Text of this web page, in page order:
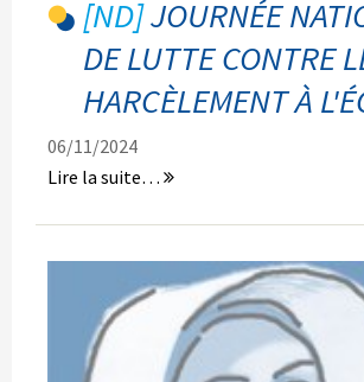
JOURNÉE
DE LUTTE CONTRE
HARCÈLEMENT À
06/11/2024
Journée
de
harcèlement
l'école
Lire la suite…